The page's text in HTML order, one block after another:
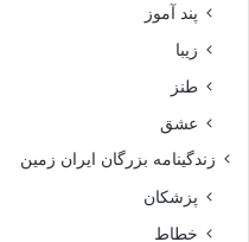
پند آموز
زیبا
طنز
عشق
زندگینامه بزرگان ایران زمین
پزشکان
خطاط